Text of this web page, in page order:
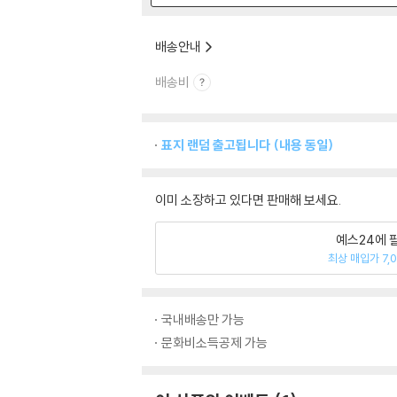
배송안내
배송비
표지 랜덤 출고됩니다 (내용 동일)
이미 소장하고 있다면 판매해 보세요.
예스24에
최상 매입가
국내배송만 가능
문화비소득공제 가능